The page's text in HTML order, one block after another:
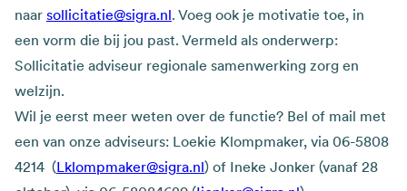
naar sollicitatie@sigra.nl. Voeg ook je motivatie toe, in
een vorm die bij jou past. Vermeld als onderwerp:
Sollicitatie adviseur regionale samenwerking zorg en
welzijn.
Wil je eerst meer weten over de functie? Bel of mail met
een van onze adviseurs: Loekie Klompmaker, via 06-5808
4214 (Lklompmaker@sigra.nl) of Ineke Jonker (vanaf 28